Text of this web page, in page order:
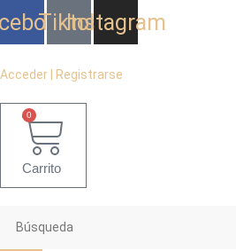
al
Tiktok
Instagram
Acceder | Registrarse
0
Carrito